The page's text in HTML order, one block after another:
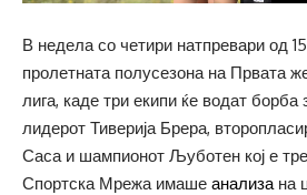
В недела со четири натпревари од
пролетната полусезона на Првата
лига, каде три екипи ќе водат борба
лидерот Тиверија Брера,
Саса и шампионот Љуботен кој е
Спортска Мрежа имаше анализана